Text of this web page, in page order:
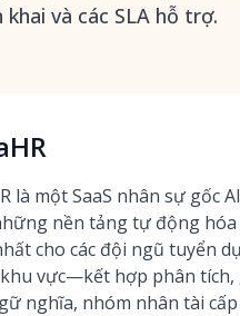
và các SLA hỗ trợ.
là một SaaS nhân sự gốc
nền tảng tự động hóa
cho các đội ngũ tuyển
vực—kết hợp phân tích,
nghĩa, nhóm nhân tài cấp